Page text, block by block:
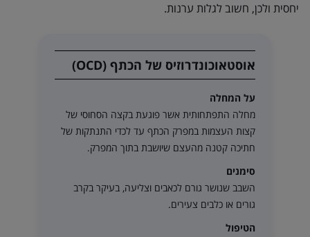
יחסית ולכן, חשוב לגלות ערנות.
אוסטאוכונדרוזיס של הכתף (OCD)
על המחלה
מחלה התפתחותית אשר פוגעת בקצה הסחוסי של
קצות העצמות במפרק הכתף עד לכדי התנתקות של
חתיכה קטנה מהעצם שיושבת בתוך המפרק.
סימנים
השבב שנושר גורם לכאבים וצליעה, בעיקר בקרב
גורים או כלבים צעירים.
הטיפול